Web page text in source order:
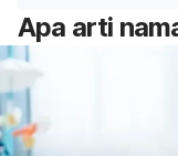
Apa arti